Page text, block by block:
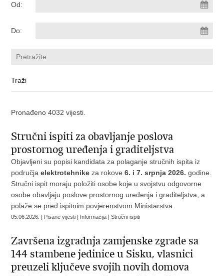
Od:
Do:
Pronađeno 4032 vijesti.
Stručni ispiti za obavljanje poslova
prostornog uređenja i graditeljstva
Objavljeni su popisi kandidata za polaganje stručnih ispita iz
područjaelektrotehnikeza rokove6. i 7. srpnja 2026. godine.
Stručni ispit moraju položiti osobe koje u svojstvu odgovorne
osobe obavljaju poslove prostornog uređenja i graditeljstva, a
polaže se pred ispitnim povjerenstvom Ministarstva.
05.06.2026. | Pisane vijesti | Informacija | Stručni ispiti
Završena izgradnja zamjenske zgrade sa
144 stambene jedinice u Sisku, vlasnici
preuzeli ključeve svojih novih domova